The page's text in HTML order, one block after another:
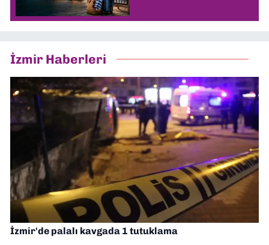
İzmir Haberleri
İzmir'de palalı kavgada 1 tutuklama